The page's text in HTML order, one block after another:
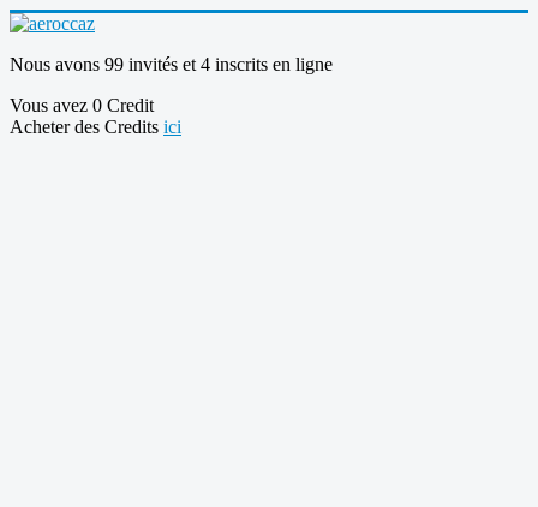
Nous avons 99 invités et 4 inscrits en ligne
Vous avez 0 Credit
Acheter des Credits ici